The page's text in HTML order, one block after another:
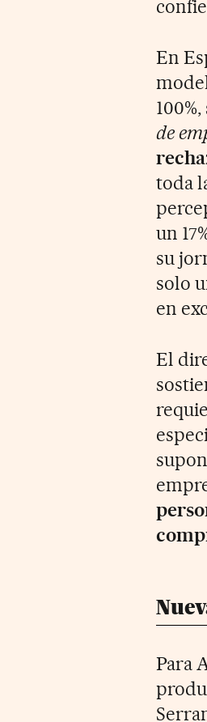
En
de
toda
un
su
solo
en
El
Para